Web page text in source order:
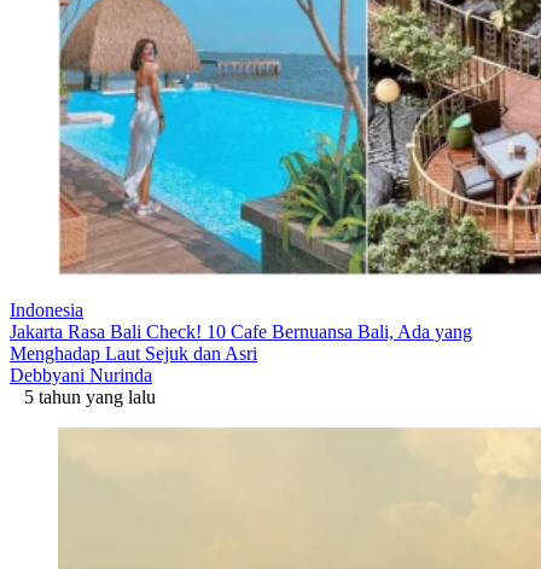
Indonesia
Jakarta Rasa Bali Check! 10 Cafe Bernuansa Bali, Ada yang
Menghadap Laut Sejuk dan Asri
Debbyani Nurinda
5 tahun yang lalu